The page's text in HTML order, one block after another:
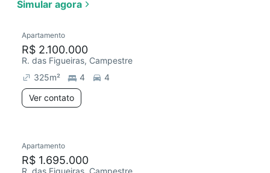
Simular agora
Apartamento
R$ 2.100.000
R. das Figueiras, Campestre
325m² 4
4
Ver contato
Apartamento
R$ 1.695.000
R. das Figueiras, Campestre